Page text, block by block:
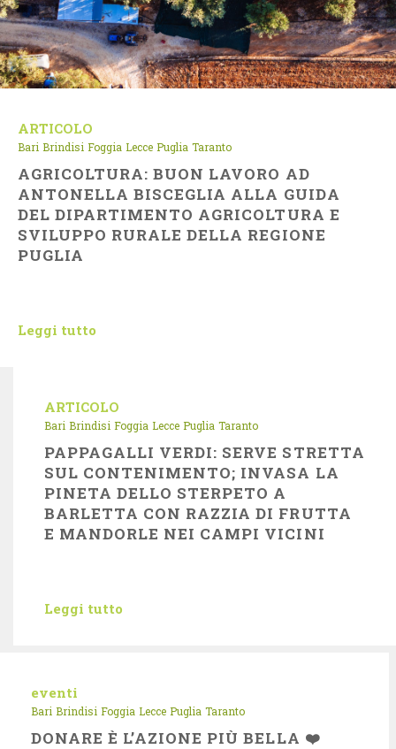
ARTICOLO
Bari Brindisi Foggia Lecce Puglia Taranto
AGRICOLTURA: BUON LAVORO AD
ANTONELLA BISCEGLIA ALLA GUIDA
DEL DIPARTIMENTO AGRICOLTURA E
SVILUPPO RURALE DELLA REGIONE
PUGLIA
Leggi tutto
ARTICOLO
Bari Brindisi Foggia Lecce Puglia Taranto
PAPPAGALLI VERDI: SERVE STRETTA
SUL CONTENIMENTO; INVASA LA
PINETA DELLO STERPETO A
BARLETTA CON RAZZIA DI FRUTTA
E MANDORLE NEI CAMPI VICINI
Leggi tutto
eventi
Bari Brindisi Foggia Lecce Puglia Taranto
DONARE È L’AZIONE PIÙ BELLA ❤️